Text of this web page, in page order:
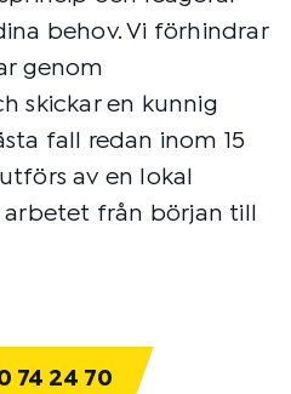
behov. Vi förhindrar
genom
skickar en kunnig
fall redan inom 15
av en lokal
från början till
74 24 70